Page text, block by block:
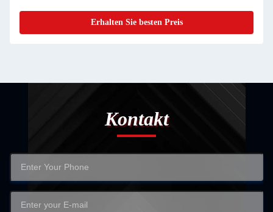
Erhalten Sie besten Preis
Kontakt